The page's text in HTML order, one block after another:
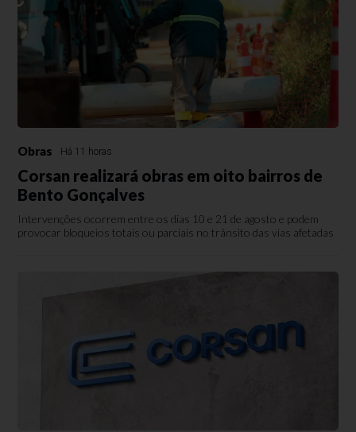
Obras Há 11 horas
Corsan realizará obras em oito bairros de
Bento Gonçalves
Intervenções ocorrem entre os dias 10 e 21 de agosto e podem
provocar bloqueios totais ou parciais no trânsito das vias afetadas